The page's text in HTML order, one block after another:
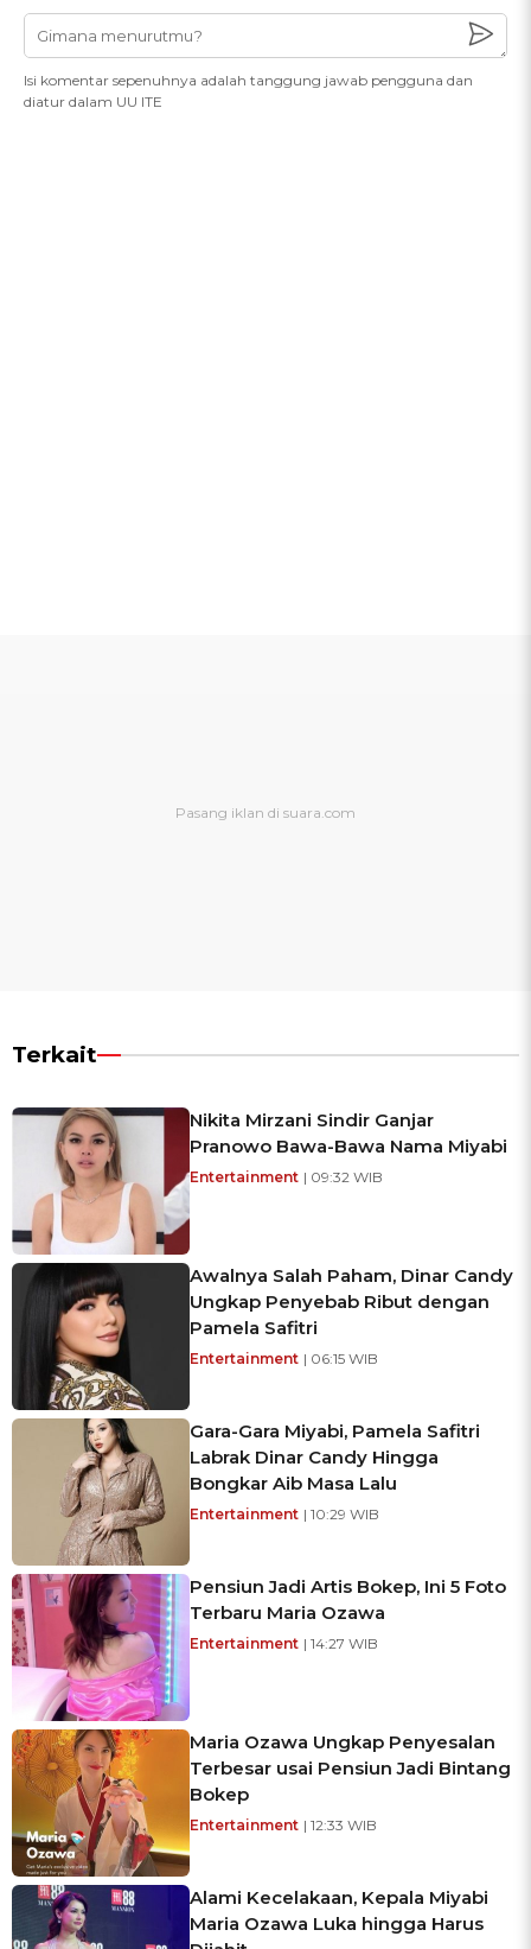
Isi komentar sepenuhnya adalah tanggung jawab pengguna dan
diatur dalam UU ITE
Terkait
Nikita Mirzani Sindir Ganjar
Pranowo Bawa-Bawa Nama Miyabi
Entertainment | 09:32 WIB
Awalnya Salah Paham, Dinar Candy
Ungkap Penyebab Ribut dengan
Pamela Safitri
Entertainment | 06:15 WIB
Gara-Gara Miyabi, Pamela Safitri
Labrak Dinar Candy Hingga
Bongkar Aib Masa Lalu
Entertainment | 10:29 WIB
Pensiun Jadi Artis Bokep, Ini 5 Foto
Terbaru Maria Ozawa
Entertainment | 14:27 WIB
Maria Ozawa Ungkap Penyesalan
Terbesar usai Pensiun Jadi Bintang
Bokep
Entertainment | 12:33 WIB
Alami Kecelakaan, Kepala Miyabi
Maria Ozawa Luka hingga Harus